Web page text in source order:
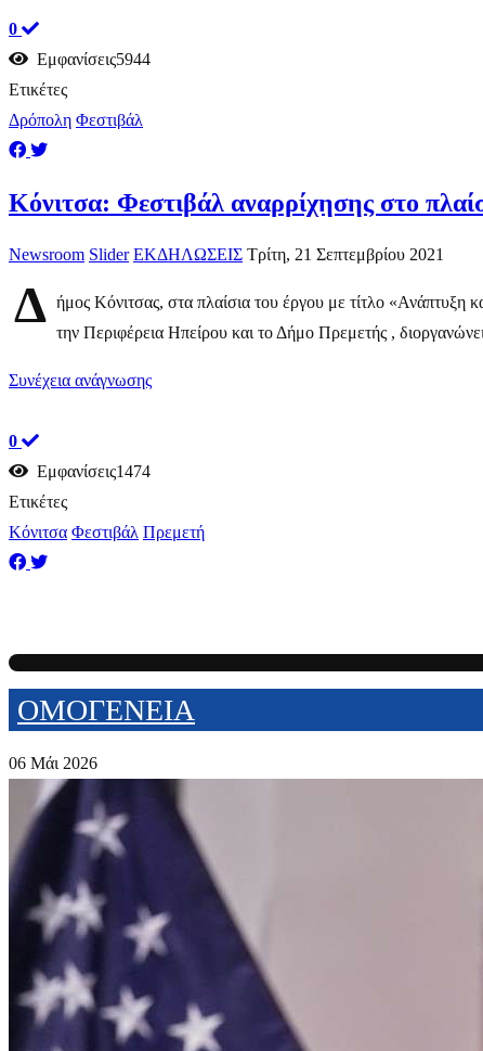
0
Εμφανίσεις5944
Ετικέτες
Δρόπολη Φεστιβάλ
Κόνιτσα: Φεστιβάλ αναρρίχησης στο
Newsroom Slider ΕΚΔΗΛΩΣΕΙΣ Τρίτη, 21 Σεπτεμβρίου 2021
Δ ήμος Κόνιτσας, στα πλαίσια του έργου με τίτλο
την Περιφέρεια Ηπείρου και το Δήμο Πρεμετής ,
Συνέχεια ανάγνωσης
0
Εμφανίσεις1474
Ετικέτες
Κόνιτσα Φεστιβάλ Πρεμετή
ΟΜΟΓΕΝΕΙΑ
06 Μάι 2026